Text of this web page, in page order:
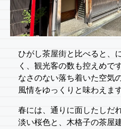
ひがし茶屋街と比べると、
く、観光客の数も控えめで
なさのない落ち着いた空気
風情をゆっくりと味わえます
春には、通りに面したしだ
淡い桜色と、木格子の茶屋